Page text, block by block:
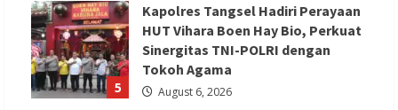
5
Kapolres Tangsel Hadiri Perayaan
HUT Vihara Boen Hay Bio, Perkuat
Sinergitas TNI-POLRI dengan
Tokoh Agama
August 6, 2026